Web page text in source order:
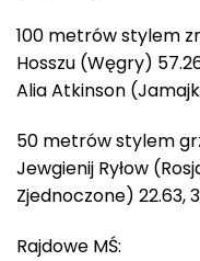
100 metrów stylem
Hosszu (Węgry)
Alia Atkinson
50 metrów stylem
Jewgienij Ryłow
Zjednoczone) 22.63,
Rajdowe MŚ: